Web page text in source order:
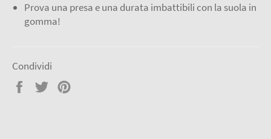
Prova una presa e una durata imbattibili con la suola in
gomma!
Condividi
Condividi
Twitta